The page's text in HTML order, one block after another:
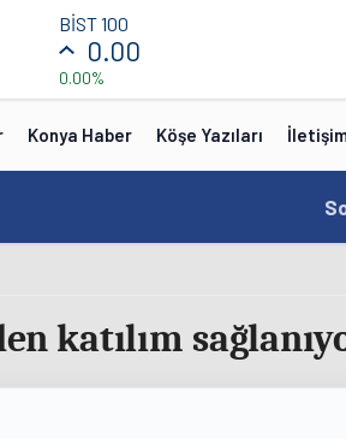
BİST 100
0.00
0.00%
Konya Haber Köşe Yazıları
19:01
katılım